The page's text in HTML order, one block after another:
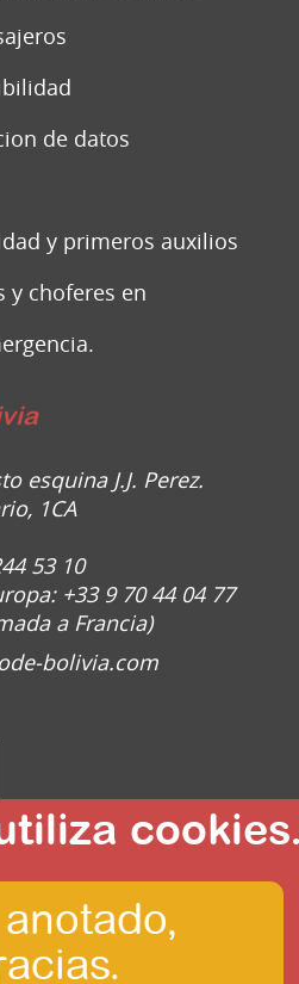
de datos
y primeros auxilios
y choferes en
esquina J.J. Perez.
1CA
53 10
+33 9 70 44 04 77
a Francia)
bolivia.com